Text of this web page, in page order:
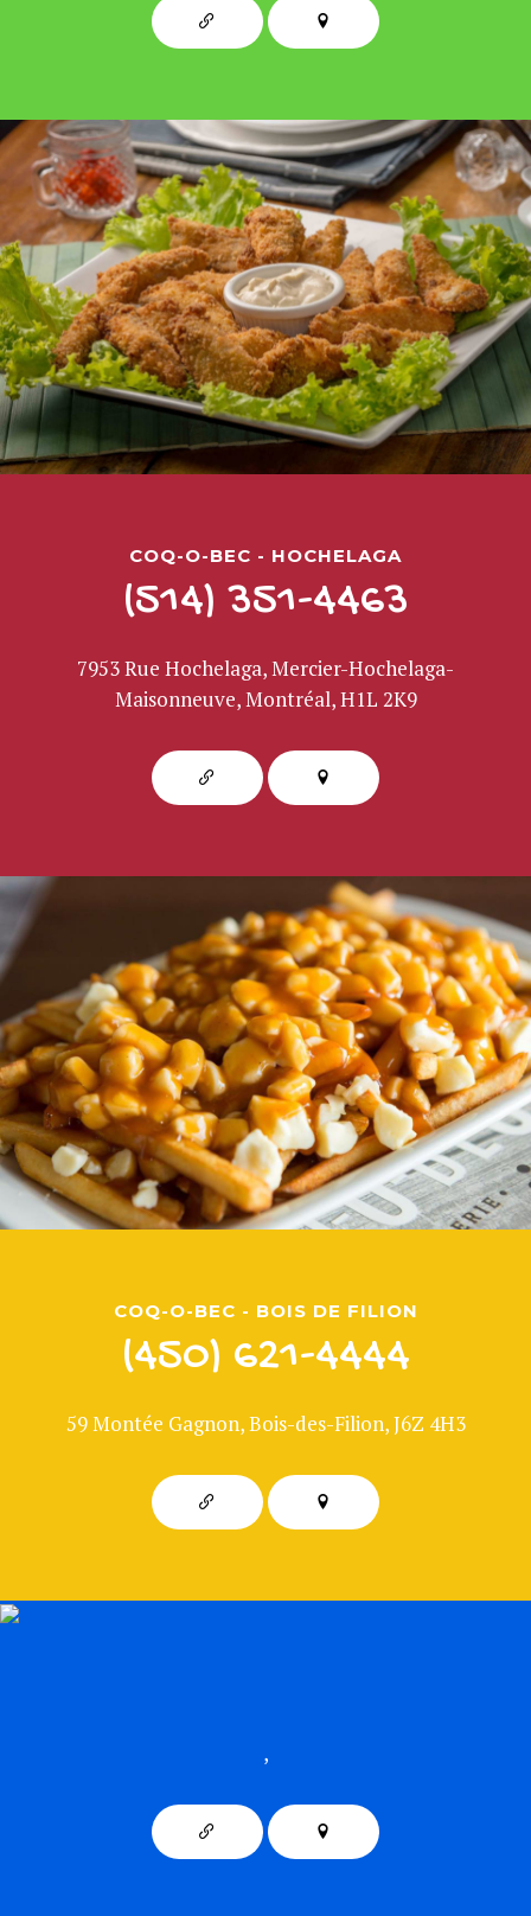
COQ-O-BEC - HOCHELAGA
(514) 351-4463
7953 Rue Hochelaga, Mercier-Hochelaga-
Maisonneuve, Montréal, H1L 2K9
COQ-O-BEC - BOIS DE FILION
(450) 621-4444
59 Montée Gagnon, Bois-des-Filion, J6Z 4H3
,